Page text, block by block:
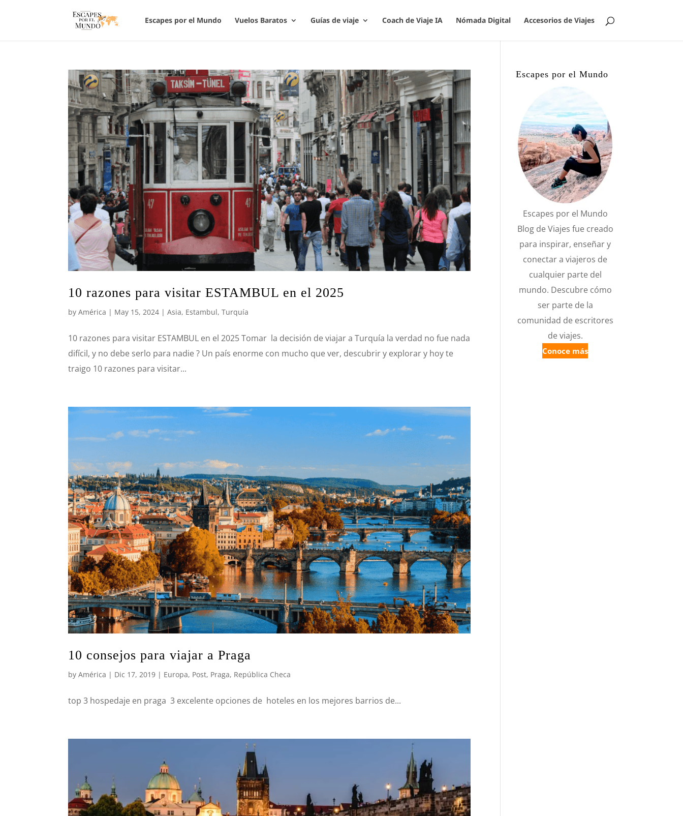
Escapes por el Mundo Vuelos Baratos Guías de viaje Coach de Viaje IA Nómada Digital Accesorios de Viajes
10 razones para visitar ESTAMBUL en el 2025
byAmérica | May 15, 2024 |Asia, Estambul,Turquía
10 razones para visitar ESTAMBUL en el 2025 Tomar la decisión de viajar a Turquía la verdad no fue nada
difícil, y no debe serlo para nadie ? Un país enorme con mucho que ver, descubrir y explorar y hoy te
traigo 10 razones para visitar...
10 consejos para viajar a Praga
byAmérica | Dic 17, 2019 | Europa, Post, Praga, República Checa
top 3 hospedaje en praga 3 excelente opciones de hoteles en los mejores barrios de...
Escapes por el Mundo
Escapes por el Mundo
Blog de Viajes fue creado
para inspirar, enseñar y
conectar a viajeros de
cualquier parte del
mundo. Descubre cómo
ser parte de la
comunidad de escritores
de viajes.
Conoce más